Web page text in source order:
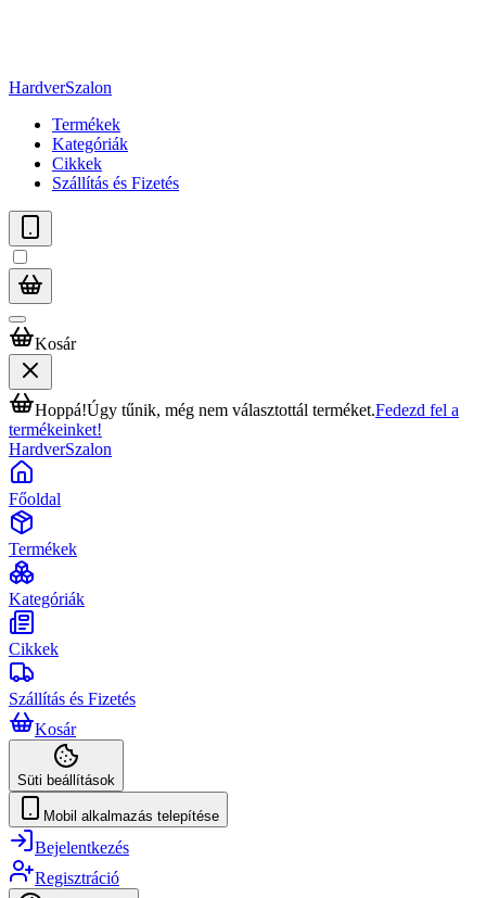
HardverSzalon
Termékek
Kategóriák
Cikkek
Szállítás és Fizetés
Kosár
Hoppá!Úgy tűnik, még nem választottál terméket.Fedezd fel a
termékeinket!
HardverSzalon
Főoldal
Termékek
Kategóriák
Cikkek
Szállítás és Fizetés
Kosár
Süti beállítások
Mobil alkalmazás telepítése
Bejelentkezés
Regisztráció